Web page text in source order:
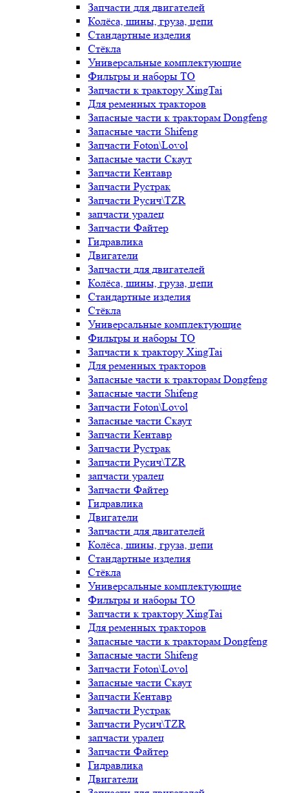
Запчасти для двигателей
Колёса, шины, груза, цепи
Стандартные изделия
Стёкла
Универсальные комплектующие
Фильтры и наборы ТО
Запчасти к трактору XingTai
Для ременных тракторов
Запасные части к тракторам Dongfeng
Запасные части Shifeng
Запчасти Foton\Lovol
Запасные части Скаут
Запчасти Кентавр
Запчасти Рустрак
Запчасти Русич\TZR
запчасти уралец
Запчасти Файтер
Гидравлика
Двигатели
Запчасти для двигателей
Колёса, шины, груза, цепи
Стандартные изделия
Стёкла
Универсальные комплектующие
Фильтры и наборы ТО
Запчасти к трактору XingTai
Для ременных тракторов
Запасные части к тракторам Dongfeng
Запасные части Shifeng
Запчасти Foton\Lovol
Запасные части Скаут
Запчасти Кентавр
Запчасти Рустрак
Запчасти Русич\TZR
запчасти уралец
Запчасти Файтер
Гидравлика
Двигатели
Запчасти для двигателей
Колёса, шины, груза, цепи
Стандартные изделия
Стёкла
Универсальные комплектующие
Фильтры и наборы ТО
Запчасти к трактору XingTai
Для ременных тракторов
Запасные части к тракторам Dongfeng
Запасные части Shifeng
Запчасти Foton\Lovol
Запасные части Скаут
Запчасти Кентавр
Запчасти Рустрак
Запчасти Русич\TZR
запчасти уралец
Запчасти Файтер
Гидравлика
Двигатели